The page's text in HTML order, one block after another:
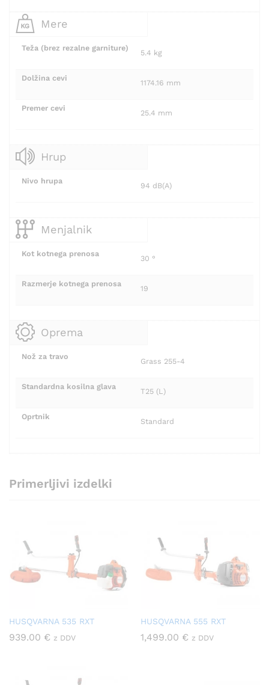
Mere
Teža (brez rezalne garniture)
5.4 kg
Dolžina cevi
1174.16 mm
Premer cevi
25.4 mm
Hrup
Nivo hrupa
94 dB(A)
Menjalnik
Kot kotnega prenosa
30 °
Razmerje kotnega prenosa
19
Oprema
Nož za travo
Grass 255-4
Standardna kosilna glava
T25 (L)
Oprtnik
Standard
Primerljivi izdelki
HUSQVARNA 535 RXT
939.00 € z DDV
HUSQVARNA 555 RXT
1,499.00 € z DDV